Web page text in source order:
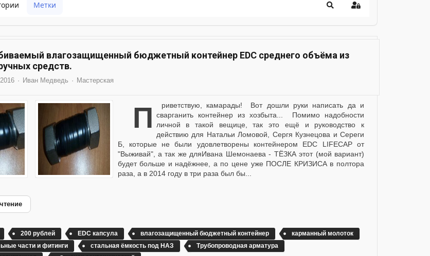
Метки
влагозащищенный бюджетный контейнер EDC среднего объёма из
средств.
Иван Медведь Мастерская
Приветствую, камарады! Вот дошли руки написать да и сварганить контейнер из хозбыта... Помимо надобности
личной в такой вещице, так это ещё и руководство к
действию для Натальи Ломовой, Сергя Кузнецова и Сереги
Б, которые не были удовлетворены контейнером EDC LIFECAP от
"Выживай", а так же дляИвана Шемонаева - ТЁЗКА этот (мой вариант)
будет больше и надёжнее, а по цене уже ПОСЛЕ КРИЗИСА в полтора
раза, а в 2014 году в три раза был бы...
200 рублей EDC капсула влагозащищенный бюджетный контейнер
карманный молоток
части и фитинги
стальная ёмкость под НАЗ
Трубопроводная арматура